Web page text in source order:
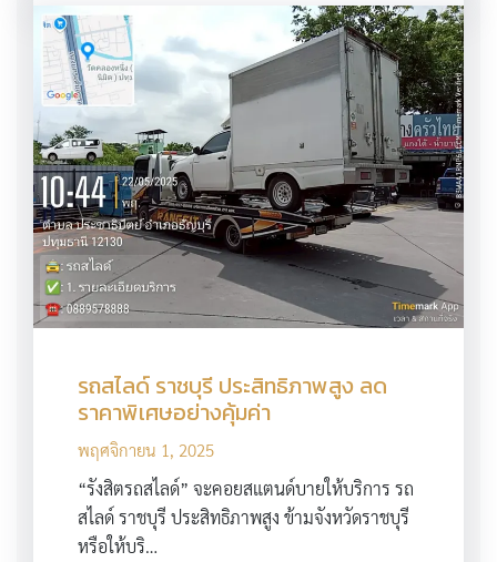
รถสไลด์ ราชบุรี ประสิทธิภาพสูง ลด
ราคาพิเศษอย่างคุ้มค่า
พฤศจิกายน 1, 2025
“รังสิตรถสไลด์” จะคอยสแตนด์บายให้บริการ รถ
สไลด์ ราชบุรี ประสิทธิภาพสูง ข้ามจังหวัดราชบุรี
หรือให้บริ…